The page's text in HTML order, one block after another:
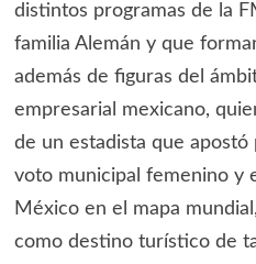
distintos programas de la
familia Alemán y que
además de figuras del
empresarial mexicano,
de un estadista que
voto municipal femenino y
México en el mapa
como destino turístico de